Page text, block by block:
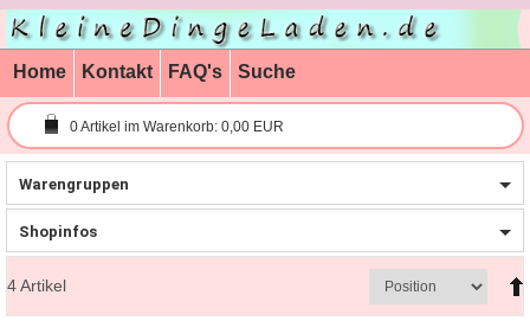
Home Kontakt FAQ's Suche
0Artikel im Warenkorb: 0,00 EUR
Warengruppen
Shopinfos
4Artikel